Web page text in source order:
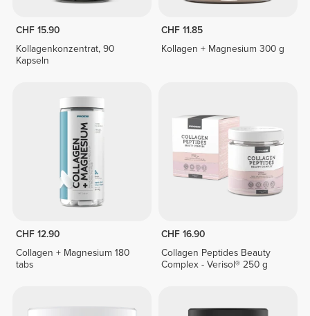
CHF 15.90
Kollagenkonzentrat, 90
Kapseln
CHF 11.85
Kollagen + Magnesium 300 g
CHF 12.90
Collagen + Magnesium 180
tabs
CHF 16.90
Collagen Peptides Beauty
Complex - Verisol® 250 g